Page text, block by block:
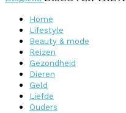
Home
Lifestyle
Beauty & mode
Reizen
Gezondheid
Dieren
Geld
Liefde
Ouders